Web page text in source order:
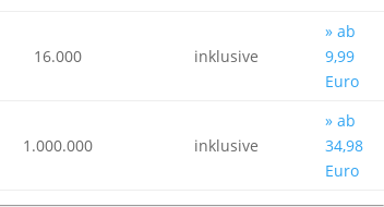
16.000 inklusive
» ab
9,99
Euro
1.000.000 inklusive
» ab
34,98
Euro